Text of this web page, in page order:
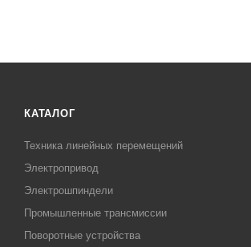
КАТАЛОГ
Техника линейных перемещений
Электропривод
Электрошпиндели
Промышленные трансмиссии
Поворотные устройства